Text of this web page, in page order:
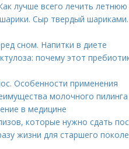
лучше всего лечить летнюю
Сыр твердый
сном. Напитки в диете
почему этот
Особенности применения
молочного пилинга
в медицине
которые нужно сдать
жизни для старшего